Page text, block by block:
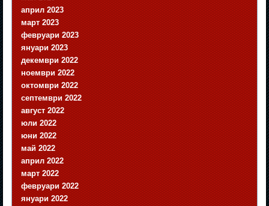
април 2023
март 2023
февруари 2023
януари 2023
декември 2022
ноември 2022
октомври 2022
септември 2022
август 2022
юли 2022
юни 2022
май 2022
април 2022
март 2022
февруари 2022
януари 2022